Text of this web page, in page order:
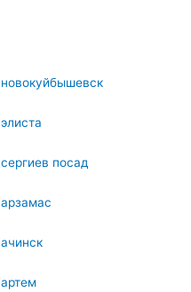
новокуйбышевск
элиста
сергиев посад
арзамас
ачинск
артем